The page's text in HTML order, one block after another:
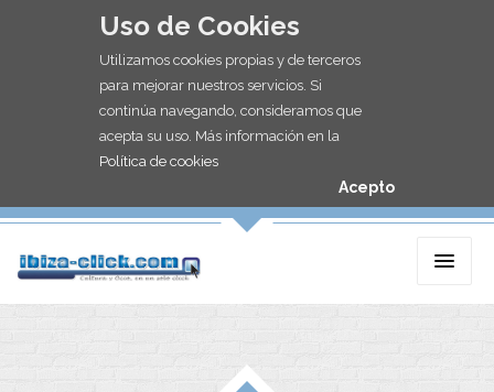
Uso de Cookies
Utilizamos cookies propias y de terceros
para mejorar nuestros servicios. Si
continúa navegando, consideramos que
acepta su uso. Más información en la
Política de cookies
Acepto